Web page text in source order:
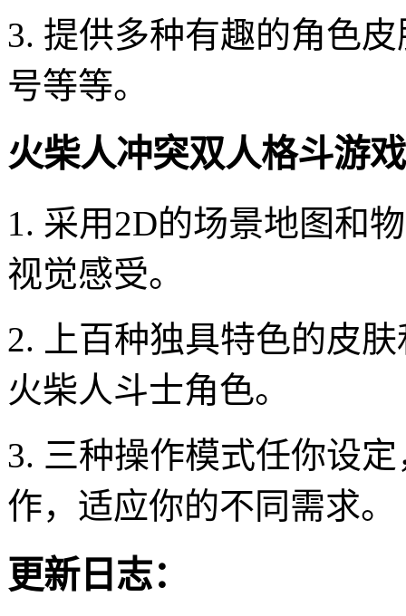
3. 提供多种有趣的角色
号等等。
火柴人冲突双人格斗游
1. 采用2D的场景地图和
视觉感受。
2. 上百种独具特色的皮
火柴人斗士角色。
3. 三种操作模式任你设
作，适应你的不同需求。
更新日志：